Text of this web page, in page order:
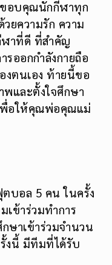
ขอบคุณนักกีฬาทุก
ยความรัก ความ
ฬาที่ดี ที่สำคัญ
ออกกำลังกายถือ
งตนเอง ท้ายนี้ขอ
และตั้งใจศึกษา
เพื่อให้คุณพ่อคุณแม่
อล 5 คน ในครั้ง
ข้าร่วมทำการ
ษาเข้าร่วมจำนวน
งนี้ มีทีมที่ได้รับ